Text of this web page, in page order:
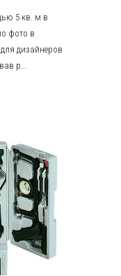
5 кв. м в
фото в
дизайнеров
р...